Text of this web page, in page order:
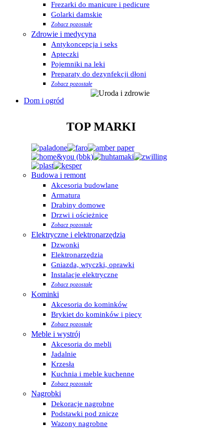
Frezarki do manicure i pedicure
Golarki damskie
Zobacz pozostałe
Zdrowie i medycyna
Antykoncepcja i seks
Apteczki
Pojemniki na leki
Preparaty do dezynfekcji dłoni
Zobacz pozostałe
Dom i ogród
TOP MARKI
Budowa i remont
Akcesoria budowlane
Armatura
Drabiny domowe
Drzwi i ościeżnice
Zobacz pozostałe
Elektryczne i elektronarzędzia
Dzwonki
Elektronarzędzia
Gniazda, wtyczki, oprawki
Instalacje elektryczne
Zobacz pozostałe
Kominki
Akcesoria do kominków
Brykiet do kominków i piecy
Zobacz pozostałe
Meble i wystrój
Akcesoria do mebli
Jadalnie
Krzesła
Kuchnia i meble kuchenne
Zobacz pozostałe
Nagrobki
Dekoracje nagrobne
Podstawki pod znicze
Wazony nagrobne